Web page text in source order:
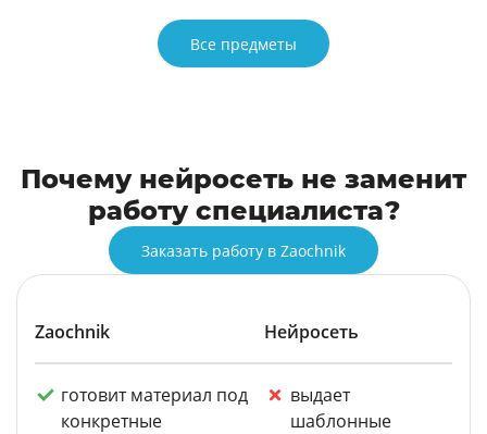
Все предметы
Почему нейросеть не заменит
работу специалиста?
Заказать работу в Zaochnik
Zaochnik Нейросеть
готовит материал под
конкретные
выдает
шаблонные